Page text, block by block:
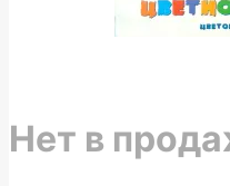
Нет в